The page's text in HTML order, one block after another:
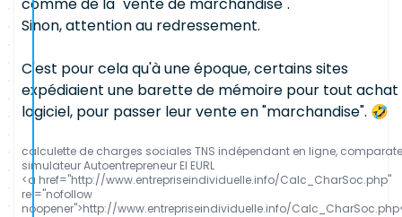
Sinon, attention au redressement.
C'est pour cela qu'à une époque, certains sites
expédiaient une barette de mémoire pour tout achat
logiciel, pour passer leur vente en "marchandise". 🤣
calculette de charges sociales TNS indépendant en ligne,
simulateur Autoentrepreneur EI EURL
<a href="http://www.entrepriseindividuelle.info/Calc_CharSoc.php"
rel="nofollow
noopener">http://www.entrepriseindividuelle.info/